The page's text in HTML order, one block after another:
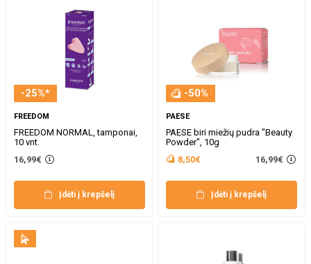
-25%*
FREEDOM
FREEDOM NORMAL, tamponai,
10 vnt.
16,99€
Įdėti į krepšelį
-50%
PAESE
PAESE biri miežių pudra "Beauty
Powder", 10g
8,50€
16,99€
Įdėti į krepšelį